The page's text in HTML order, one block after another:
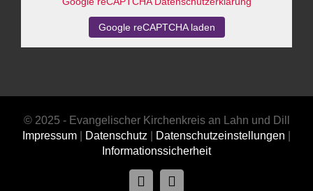
Google reCAPTCHA laden
© 2025 - Evangelischer Kirchenkreis an Lahn und Dill
Impressum
Datenschutz Datenschutzeinstellungen
Informationssicherheit
FacebookInstagram